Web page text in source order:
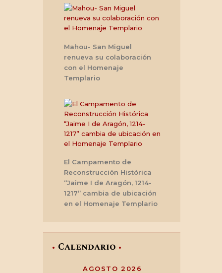
Mahou- San Miguel
renueva su colaboración
con el Homenaje
Templario
El Campamento de
Reconstrucción Histórica
“Jaime I de Aragón, 1214-
1217” cambia de ubicación
en el Homenaje Templario
Calendario
AGOSTO 2026